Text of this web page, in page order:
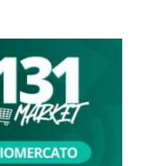
al
131 e chi